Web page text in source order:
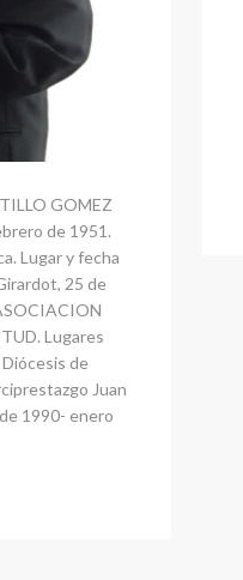
GOMEZ
de 1951.
Lugar y fecha
25 de
Lugares
de
Juan
1990- enero